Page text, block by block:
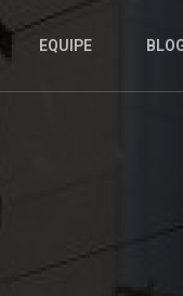
EQUIPE